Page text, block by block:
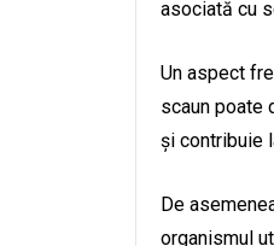
asociată cu
Un aspect
scaun poate
și contribuie
De
organismul